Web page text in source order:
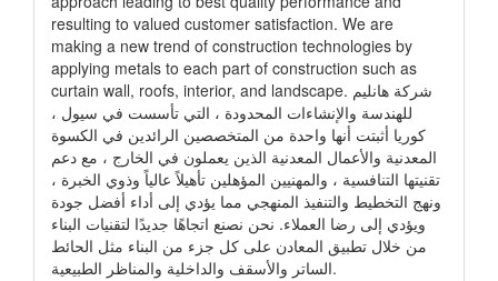
resulting to valued customer satisfaction. We are
making a new trend of construction technologies by
applying metals to each part of construction such as
curtain wall, roofs, interior, and landscape. شركة هانليم
للهندسة والإنشاءات المحدودة ، التي تأسست في سيول ،
كوريا أثبتت أنها واحدة من المتخصصين الرائدين في الكسوة
المعدنية والأعمال المعدنية الذين يعملون في الخارج ، مع دعم
تقنيتها التنافسية ، والمهنيين المؤهلين تأهيلاً عالياً وذوي الخبرة ،
ونهج التخطيط والتنفيذ المنهجي مما يؤدي إلى أداء أفضل جودة
ويؤدي إلى رضا العملاء. نحن نصنع اتجاهًا جديدًا لتقنيات البناء
من خلال تطبيق المعادن على كل جزء من البناء مثل الحائط
الساتر والأسقف والداخلية والمناظر الطبيعية.